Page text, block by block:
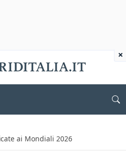
ai Mondiali 2026
×